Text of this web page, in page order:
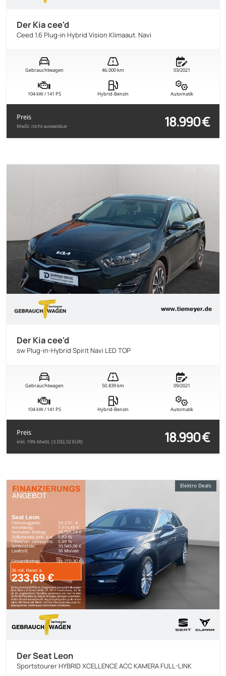
Der Kia cee'd
Ceed 1.6 Plug-in Hybrid Vision Klimaaut. Navi
Gebrauchtwagen 46.000 km 03/2021
104 kW / 141 PS Hybrid-Benzin Automatik
Preis
MwSt. nicht ausweisbar 18.990 €
Der Kia cee'd
sw Plug-in-Hybrid Spirit Navi LED TOP
Gebrauchtwagen 50.839 km 09/2021
104 kW / 141 PS Hybrid-Benzin Automatik
Preis
inkl. 19% MwSt. (3.032,02 EUR) 18.990 €
Elektro Deals
Der Seat Leon
Sportstourer HYBRID XCELLENCE ACC KAMERA FULL-LINK